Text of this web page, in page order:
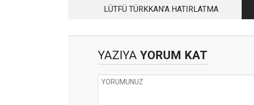
LÜTFÜ TÜRKKAN’A HATIRLATMA
YAZIYA YORUM KAT